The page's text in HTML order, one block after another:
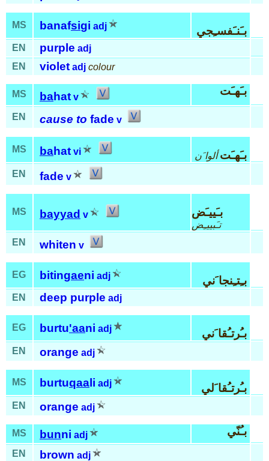
MS banafsigi adj بـَنـَفسـِجي
EN purple adj
EN
violet adj colour
MS bahat v بـَهـَت
EN cause to fade v
MS bahat vi بـَهـَت ألوا َن
EN
fade v
MS bayyad v بـَييـَض
تـَبييـِض
EN
whiten v
EG bitingaeni adj بـِتـِنجا َني
EN deep purple adj
EG burtu'aani adj بـُرتـُقا َني
EN orange adj
MS burtuqaa li adj بـُرتـُقا َلي
EN orange adj
MS bunni adj بـُنّي
EN brown adj